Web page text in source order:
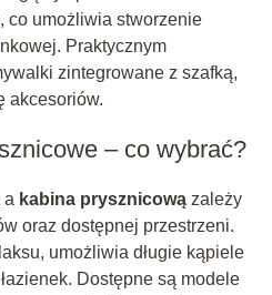
co umożliwia stworzenie
Praktycznym
zintegrowane z szafką,
akcesoriów.
– co wybrać?
a kabina prysznicowązależy
oraz dostępnej przestrzeni.
umożliwia długie kąpiele
Dostępne są modele